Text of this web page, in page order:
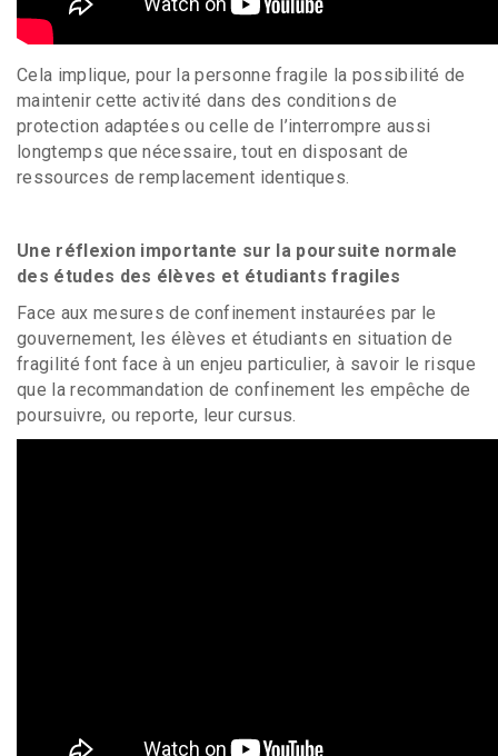
Cela implique, pour la personne fragile la possibilité de
maintenir cette activité dans des conditions de
protection adaptées ou celle de l’interrompre aussi
longtemps que nécessaire, tout en disposant de
ressources de remplacement identiques.
Une réflexion importante sur la poursuite normale
des études des élèves et étudiants fragiles
Face aux mesures de confinement instaurées par le
gouvernement, les élèves et étudiants en situation de
fragilité font face à un enjeu particulier, à savoir le risque
que la recommandation de confinement les empêche de
poursuivre, ou reporte, leur cursus.